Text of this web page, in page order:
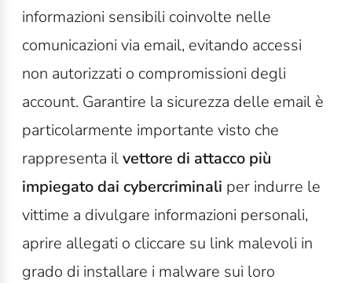
informazioni sensibili coinvolte nelle
comunicazioni via email, evitando accessi
non autorizzati o compromissioni degli
account. Garantire la sicurezza delle email è
particolarmente importante visto che
rappresenta ilvettore di attacco più
impiegato dai cybercriminali per indurre le
vittime a divulgare informazioni personali,
aprire allegati o cliccare su link malevoli in
grado di installare i malware sui loro